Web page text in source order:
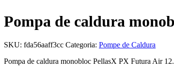
Pompa de caldura
SKU: fda56aaff3cc Categoria: Pompe de Caldura
Pompa de caldura monobloc PellasX PX Futura Air